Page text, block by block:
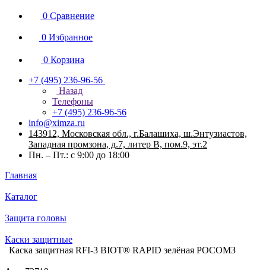
0 Сравнение
0 Избранное
0 Корзина
+7 (495) 236-96-56
Назад
Телефоны
+7 (495) 236-96-56
info@ximza.ru
143912, Московская обл., г.Балашиха, ш.Энтузиастов,
Западная промзона, д.7, литер В, пом.9, эт.2
Пн. – Пт.: с 9:00 до 18:00
Главная
Каталог
Защита головы
Каски защитные
Каска защитная RFI-3 BIOT® RAPID зелёная РОСОМЗ